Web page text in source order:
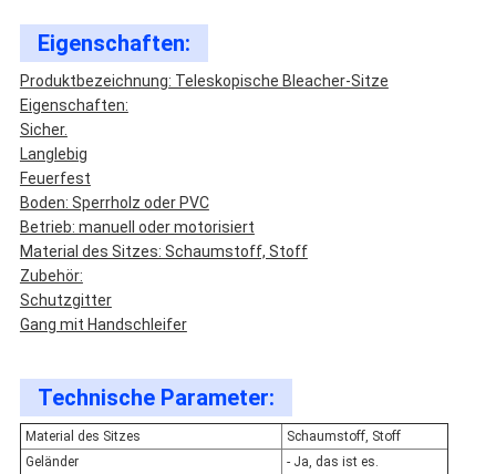
Eigenschaften:
Produktbezeichnung: Teleskopische Bleacher-Sitze
Eigenschaften:
Sicher.
Langlebig
Feuerfest
Boden: Sperrholz oder PVC
Betrieb: manuell oder motorisiert
Material des Sitzes: Schaumstoff, Stoff
Zubehör:
Schutzgitter
Gang mit Handschleifer
Technische Parameter:
Material des Sitzes
Schaumstoff, Stoff
Geländer
- Ja, das ist es.